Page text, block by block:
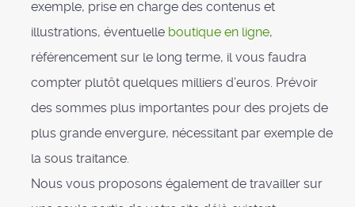
exemple, prise en charge des contenus et
illustrations, éventuelle boutique en ligne,
référencement sur le long terme, il vous faudra
compter plutôt quelques milliers d’euros. Prévoir
des sommes plus importantes pour des projets de
plus grande envergure, nécessitant par exemple de
la sous traitance.
Nous vous proposons également de travailler sur